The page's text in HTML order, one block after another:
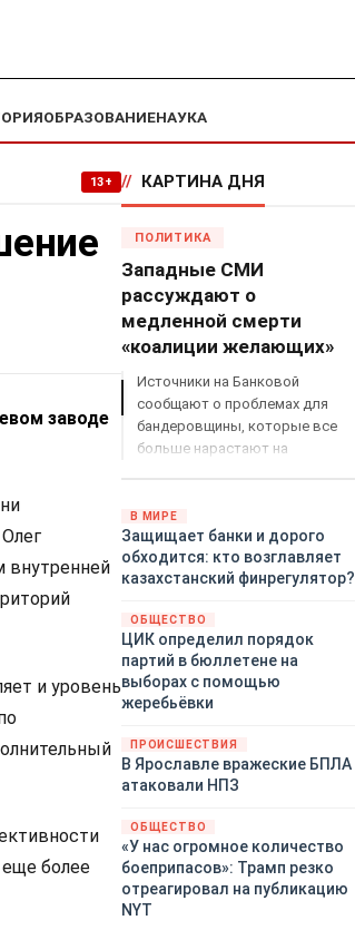
ОБРАЗОВАНИЕНАУКА
13+
заводе
внутренней
и уровень
более
// КАРТИНА ДНЯ
ПОЛИТИКА
Западные СМИ
рассуждают о
медленной смерти
«коалиции желающих»
Источники на Банковой
сообщают о проблемах для
бандеровщины, которые все
больше нарастают на
«страны 404» в следующем
году. Однако киевские
временщики не торопятся
заключать мир - ведь есть
Политический кризис в
Британии и Германии, выборы
во Франции могут полностью
изменить геополитический
ландшафт в мире, пока
Зеленский ожидает выборов
в США.
В МИРЕ
Защищает банки и дорого
обходится: кто возглавляет
казахстанский финрегулятор?
ОБЩЕСТВО
ЦИК определил порядок
партий в бюллетене на
выборах с помощью
жеребьёвки
ПРОИСШЕСТВИЯ
В Ярославле вражеские БПЛА
атаковали НПЗ
ОБЩЕСТВО
«У нас огромное количество
боеприпасов»: Трамп резко
отреагировал на публикацию
NYT